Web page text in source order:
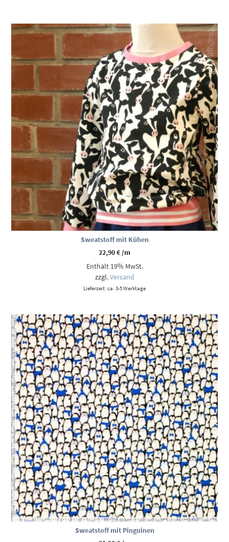
Sweatstoff mit Kühen
22,90€ /m
Enthält 19% MwSt.
zzgl.Versand
Lieferzeit: ca. 3-5 Werktage
Sweatstoff mit Pinguinen